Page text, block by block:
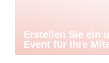
Erstellen Sie ein
Event für Ihre